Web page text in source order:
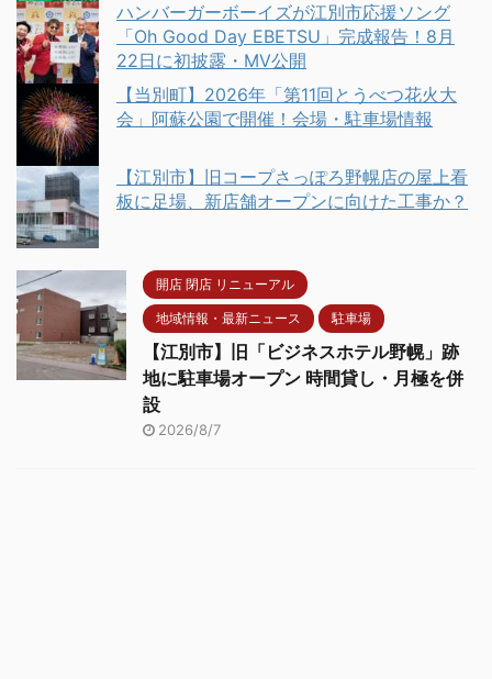
ハンバーガーボーイズが江別市応援ソング
「Oh Good Day EBETSU」完成報告！8月
22日に初披露・MV公開
【当別町】2026年「第11回とうべつ花火大
会」阿蘇公園で開催！会場・駐車場情報
【江別市】旧コープさっぽろ野幌店の屋上看
板に足場、新店舗オープンに向けた工事か？
開店 閉店 リニューアル
地域情報・最新ニュース 駐車場
【江別市】旧「ビジネスホテル野幌」跡
地に駐車場オープン 時間貸し・月極を併
設
2026/8/7